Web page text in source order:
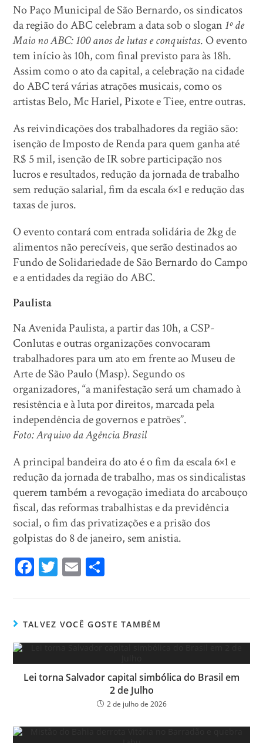
No Paço Municipal de São Bernardo, os sindicatos
da região do ABC celebram a data sob o slogan 1º de
Maio no ABC: 100 anos de lutas e conquistas. O evento
tem início às 10h, com final previsto para às 18h.
Assim como o ato da capital, a celebração na cidade
do ABC terá várias atrações musicais, como os
artistas Belo, Mc Hariel, Pixote e Tiee, entre outras.
As reivindicações dos trabalhadores da região são:
isenção de Imposto de Renda para quem ganha até
R$ 5 mil, isenção de IR sobre participação nos
lucros e resultados, redução da jornada de trabalho
sem redução salarial, fim da escala 6×1 e redução das
taxas de juros.
O evento contará com entrada solidária de 2kg de
alimentos não perecíveis, que serão destinados ao
Fundo de Solidariedade de São Bernardo do Campo
e a entidades da região do ABC.
Paulista
Na Avenida Paulista, a partir das 10h, a CSP-
Conlutas e outras organizações convocaram
trabalhadores para um ato em frente ao Museu de
Arte de São Paulo (Masp). Segundo os
organizadores, “a manifestação será um chamado à
resistência e à luta por direitos, marcada pela
independência de governos e patrões”.
Foto: Arquivo da Agência Brasil
A principal bandeira do ato é o fim da escala 6×1 e
redução da jornada de trabalho, mas os sindicalistas
querem também a revogação imediata do arcabouço
fiscal, das reformas trabalhistas e da previdência
social, o fim das privatizações e a prisão dos
golpistas do 8 de janeiro, sem anistia.
Fa
ok
T
er
E
TALVEZ VOCÊ GOSTE TAMBÉM
Lei torna Salvador capital simbólica do Brasil em
2 de Julho
2 de julho de 2026